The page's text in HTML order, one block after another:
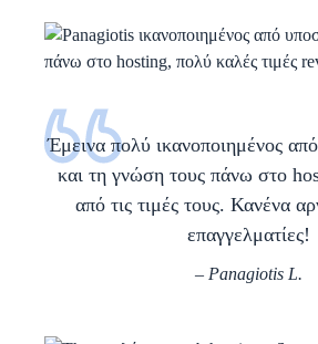
Έμεινα πολύ ικανοποιημένος
και τη γνώση τους πάνω στο
από τις τιμές τους. Κανένα
επαγγελματίες!
– Panagiotis L.